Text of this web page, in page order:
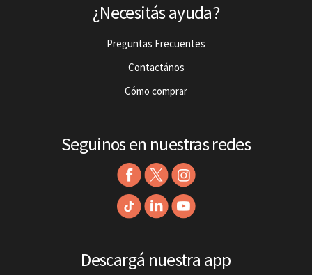
¿Necesitás ayuda?
Preguntas Frecuentes
Contactános
Cómo comprar
Seguinos en nuestras redes
Descargá nuestra app